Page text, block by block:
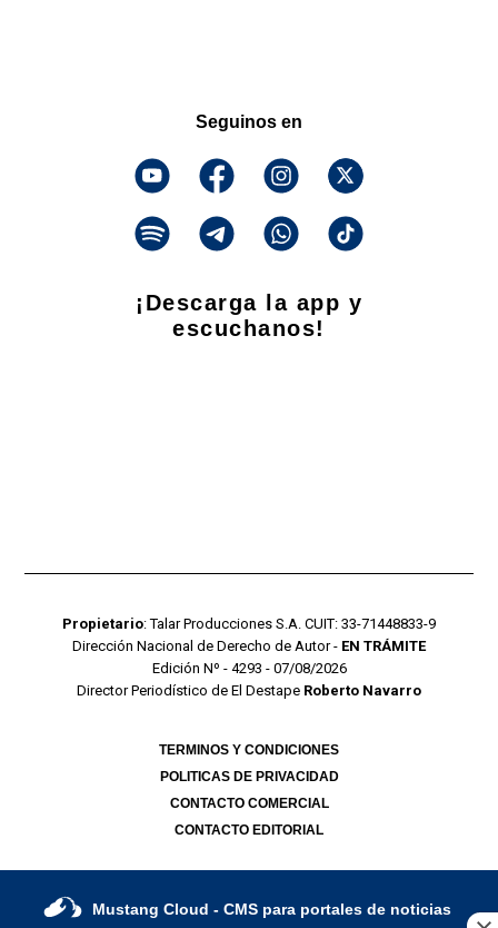
Seguinos en
¡Descarga la app y
escuchanos!
Propietario: Talar Producciones S.A. CUIT: 33-71448833-9
Dirección Nacional de Derecho de Autor - EN TRÁMITE
Edición Nº - 4293 - 07/08/2026
Director Periodístico de El Destape Roberto Navarro
TERMINOS Y CONDICIONES
POLITICAS DE PRIVACIDAD
CONTACTO COMERCIAL
CONTACTO EDITORIAL
Mustang Cloud - CMS para portales de noticias